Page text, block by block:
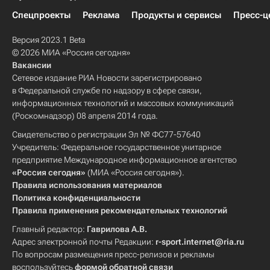
Спецпроекты
Реклама Продукты и сервисы Пресс-
Версия 2023.1 Beta
© 2026 МИА «Россия сегодня»
Вакансии
Сетевое издание РИА Новости зарегистрировано
в Федеральной службе по надзору в сфере связи,
информационных технологий и массовых коммуникаций
(Роскомнадзор) 08 апреля 2014 года.
Свидетельство о регистрации Эл № ФС77-57640
Учредитель: Федеральное государственное унитарное
предприятие Международное информационное агентство
«Россия сегодня» (МИА «Россия сегодня»).
Правила использования материалов
Политика конфиденциальности
Правила применения рекомендательных технологий
Главный редактор: Гаврилова А.В.
Адрес электронной почты Редакции: r-sport.internet@ria.ru
По вопросам размещения пресс-релизов и рекламы
воспользуйтесьформой обратной связи